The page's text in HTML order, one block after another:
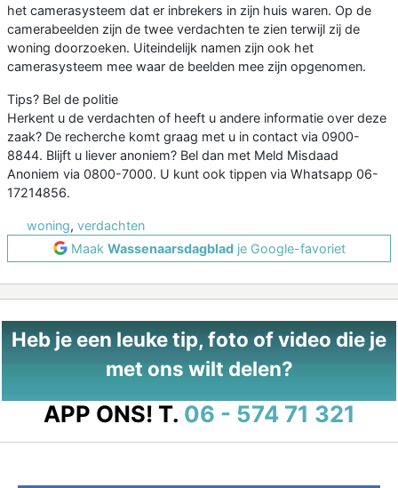
het camerasysteem dat er inbrekers in zijn huis waren. Op de
camerabeelden zijn de twee verdachten te zien terwijl zij de
woning doorzoeken. Uiteindelijk namen zijn ook het
camerasysteem mee waar de beelden mee zijn opgenomen.
Tips? Bel de politie
Herkent u de verdachten of heeft u andere informatie over deze
zaak? De recherche komt graag met u in contact via 0900-
8844. Blijft u liever anoniem? Bel dan met Meld Misdaad
Anoniem via 0800-7000. U kunt ook tippen via Whatsapp 06-
17214856.
woning, verdachten
Maak Wassenaarsdagbladje Google-favoriet
Heb je een leuke tip, foto of video die je
met ons wilt delen?
APP ONS! T. 06 - 574 71 321